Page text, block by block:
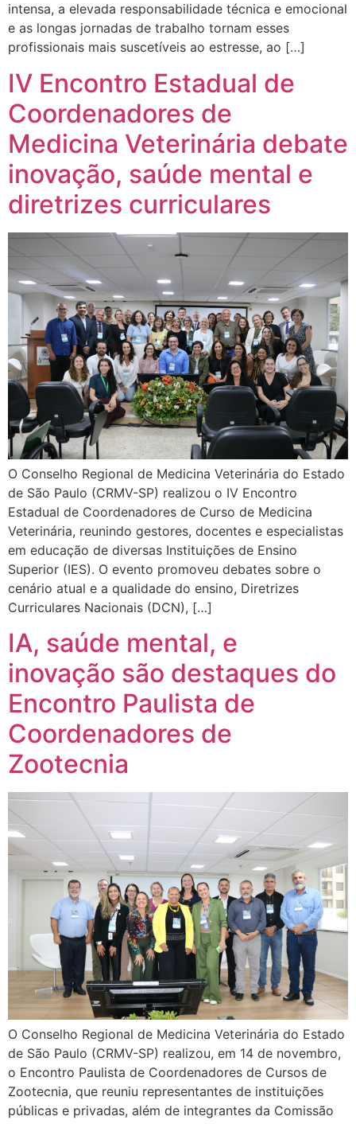
intensa, a elevada responsabilidade técnica e emocional
e as longas jornadas de trabalho tornam esses
profissionais mais suscetíveis ao estresse, ao […]
IV Encontro Estadual de
Coordenadores de
Medicina Veterinária debate
inovação, saúde mental e
diretrizes curriculares
O Conselho Regional de Medicina Veterinária do Estado
de São Paulo (CRMV-SP) realizou o IV Encontro
Estadual de Coordenadores de Curso de Medicina
Veterinária, reunindo gestores, docentes e especialistas
em educação de diversas Instituições de Ensino
Superior (IES). O evento promoveu debates sobre o
cenário atual e a qualidade do ensino, Diretrizes
Curriculares Nacionais (DCN), […]
IA, saúde mental, e
inovação são destaques do
Encontro Paulista de
Coordenadores de
Zootecnia
O Conselho Regional de Medicina Veterinária do Estado
de São Paulo (CRMV-SP) realizou, em 14 de novembro,
o Encontro Paulista de Coordenadores de Cursos de
Zootecnia, que reuniu representantes de instituições
públicas e privadas, além de integrantes da Comissão